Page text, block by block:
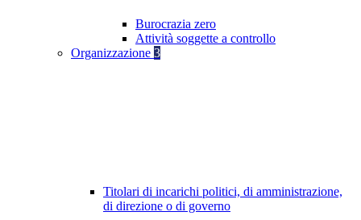
Burocrazia zero
Attività soggette a controllo
Organizzazione 3
Titolari di incarichi politici, di amministrazione,
di direzione o di governo